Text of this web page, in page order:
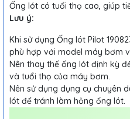
Ống lót có tuổi thọ cao, giúp
Lưu ý:
Khi sử dụng Ống lót Pilot
phù hợp với model máy bơm
Nên thay thế ống lót định kỳ
và tuổi thọ của máy bơm.
Nên sử dụng dụng cụ chuyên
lót để tránh làm hỏng ống lót.